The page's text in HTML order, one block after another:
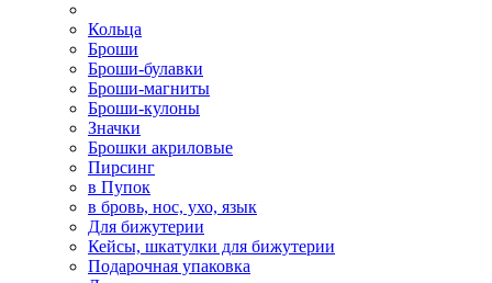
Кольца
Броши
Броши-булавки
Броши-магниты
Броши-кулоны
Значки
Брошки акриловые
Пирсинг
в Пупок
в бровь, нос, ухо, язык
Для бижутерии
Кейсы, шкатулки для бижутерии
Подарочная упаковка